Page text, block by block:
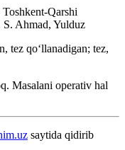
Qarshi
S. Ahmad, Yulduz
tez qoʻllanadigan; tez,
Masalani operativ hal
saytida qidirib